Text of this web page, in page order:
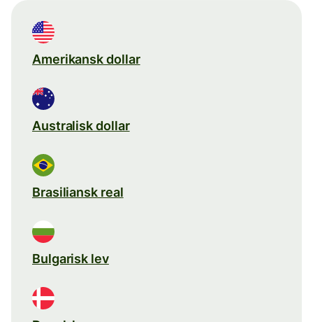
Amerikansk dollar
Australisk dollar
Brasiliansk real
Bulgarisk lev